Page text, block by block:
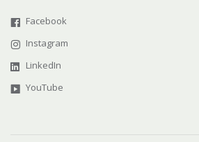
Facebook
Instagram
LinkedIn
YouTube